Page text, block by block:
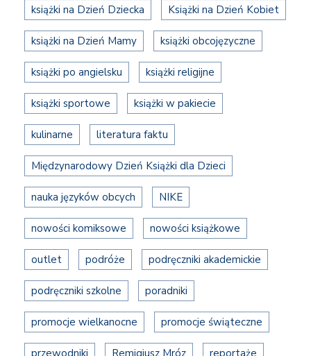
książki na Dzień Dziecka Książki na Dzień Kobiet
książki na Dzień Mamy książki obcojęzyczne
książki po angielsku książki religijne
książki sportowe książki w pakiecie
kulinarne literatura faktu
Międzynarodowy Dzień Książki dla Dzieci
nauka języków obcych NIKE
nowości komiksowe nowości książkowe
outlet podróże podręczniki akademickie
podręczniki szkolne poradniki
promocje wielkanocne promocje świąteczne
przewodniki Remigiusz Mróz reportaże